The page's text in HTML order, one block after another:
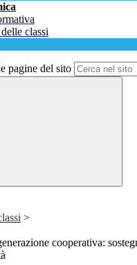
classi
pagine del sito
>
cooperativa: